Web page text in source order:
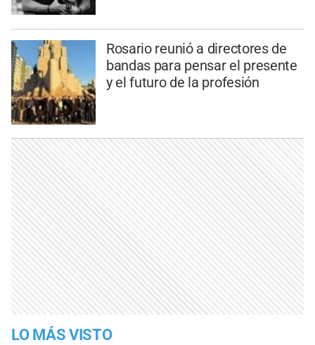
Rosario reunió a directores de
bandas para pensar el presente
y el futuro de la profesión
LO MÁS VISTO